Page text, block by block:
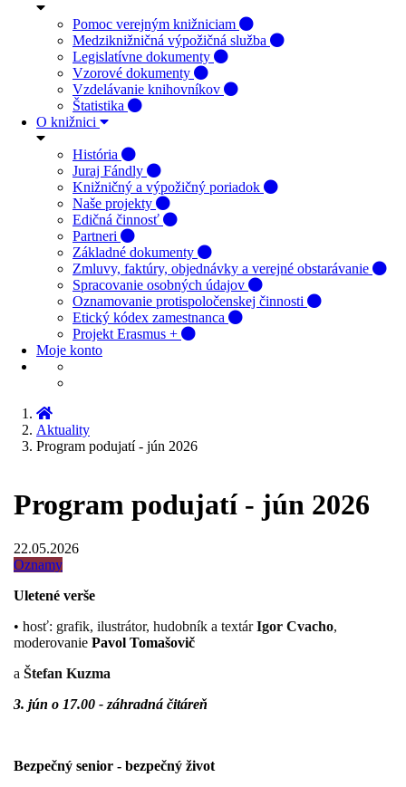
Pomoc verejným knižniciam
Medziknižničná výpožičná služba
Legislatívne dokumenty
Vzorové dokumenty
Vzdelávanie knihovníkov
Štatistika
O knižnici
História
Juraj Fándly
Knižničný a výpožičný poriadok
Naše projekty
Edičná činnosť
Partneri
Základné dokumenty
Zmluvy, faktúry, objednávky a verejné obstarávanie
Spracovanie osobných údajov
Oznamovanie protispoločenskej činnosti
Etický kódex zamestnanca
Projekt Erasmus +
Moje konto
Aktuality
Program podujatí - jún 2026
Program podujatí - jún 2026
22.05.2026
Oznamy
Uletené verše
• hosť: grafik, ilustrátor, hudobník a textárIgor Cvacho,
moderovanie Pavol Tomašovič
a Štefan Kuzma
3. jún o 17.00 - záhradná čitáreň
Bezpečný senior - bezpečný život